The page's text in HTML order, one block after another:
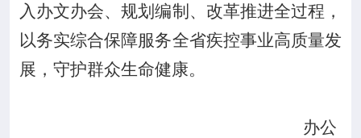
入办文办会、规划编制、改革推进全过程，
以务实综合保障服务全省疾控事业高质量发
展，守护群众生命健康。
办公